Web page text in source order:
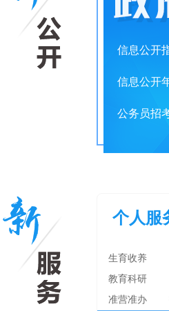
信息公开
信息公开
公务员招
个人服
生育收养
教育科研
准营准办